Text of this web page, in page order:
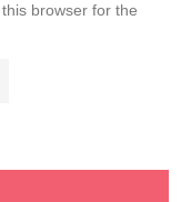
browser for the